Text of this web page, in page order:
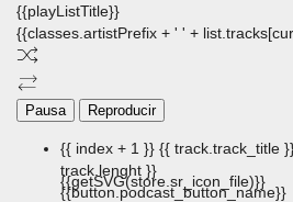
{{playListTitle}}
{{classes.artistPrefix + ' ' +
Pausa Reproducir
{{ index + 1 }} {{ track.track_title
track.lenght }}
{{getSVG(store.sr_icon_file)}}
{{button.podcast_button_name}}